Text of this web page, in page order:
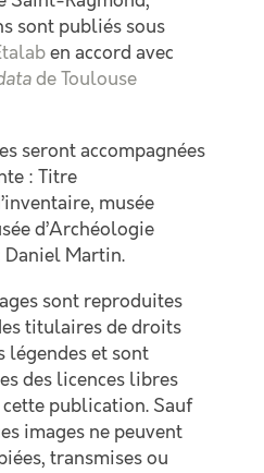
sont publiés sous
en accord avec
de Toulouse
seront accompagnées
: Titre
musée
d’Archéologie
Daniel Martin.
sont reproduites
titulaires de droits
légendes et sont
des licences libres
publication. Sauf
images ne peuvent
transmises ou